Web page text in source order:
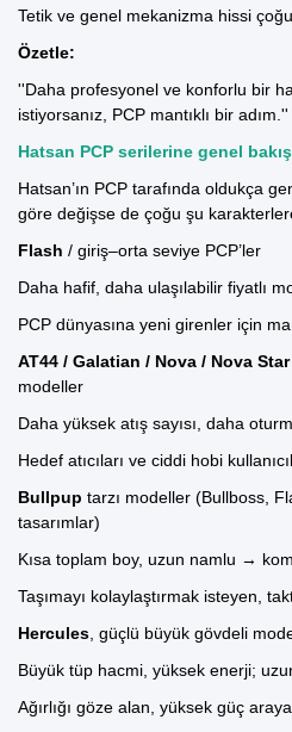
Tetik ve genel mekanizma hissi
Özetle:
''Daha profesyonel ve konforlu bir
istiyorsanız, PCP mantıklı bir adım.''
Hatsan PCP serilerine genel
Hatsan’ın PCP tarafında oldukça
göre değişse de çoğu şu
Flash / giriş–orta seviye PCP’ler
Daha hafif, daha ulaşılabilir fiyatlı
PCP dünyasına yeni girenler için
AT44 / Galatian / Nova / Nova Star
modeller
Daha yüksek atış sayısı, daha
Hedef atıcıları ve ciddi hobi
Bullpup tarzı modeller (Bullboss
tasarımlar)
Kısa toplam boy, uzun namlu →
Taşımayı kolaylaştırmak isteyen,
Hercules , güçlü büyük gövdeli
Büyük tüp hacmi, yüksek enerji;
Ağırlığı göze alan, yüksek güç